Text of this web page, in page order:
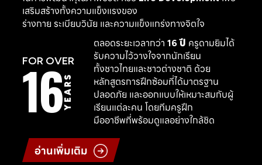
เสริมสร้างทั้งความแข็งแรงของ
ร่างกาย ระเบียบวินัย และความแข็งแกร่งทางจิตใจ
FOR OVER
16YEARS
ตลอดระยะเวลากว่า 16 ปี ครูดามยิมได้
รับความไว้วางใจจากนักเรียน
ทั้งชาวไทยและชาวต่างชาติ ด้วย
หลักสูตรการฝึกซ้อมที่ได้มาตรฐาน
ปลอดภัย และออกแบบให้เหมาะสมกับผู้
เรียนแต่ละคน โดยทีมครูฝึก
มืออาชีพที่พร้อมดูแลอย่างใกล้ชิด
อ่านเพิ่มเติม